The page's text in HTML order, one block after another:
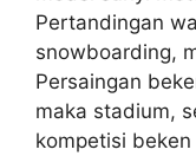
Pertandingan
snowboarding,
Persaingan
maka stadium,
kompetisi beken